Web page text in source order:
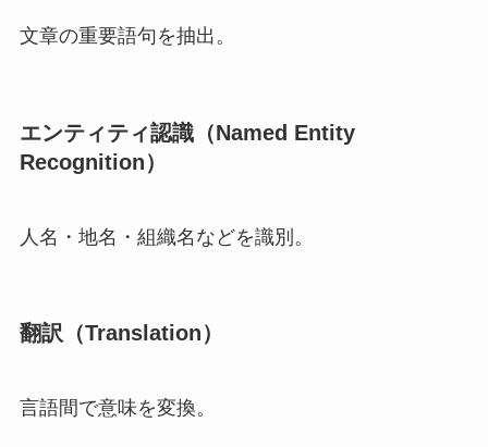
文章の重要語句を抽出。
エンティティ認識（Named Entity
Recognition）
人名・地名・組織名などを識別。
翻訳（Translation）
言語間で意味を変換。